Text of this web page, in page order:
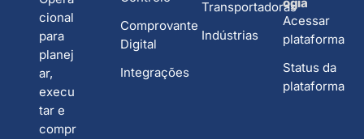
cional
para
planej
ar,
execu
tar e
compr
Comprovante
Digital
Integrações
Transportadoras
Indústrias
Acessar
plataforma
Status da
plataforma